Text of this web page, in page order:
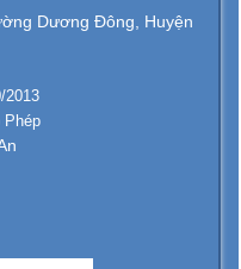
Dương Đông, Huyện
2013
Phép